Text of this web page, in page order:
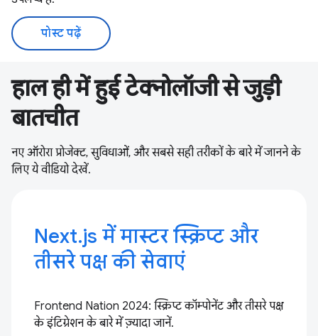
पोस्ट पढ़ें
हाल ही में हुई टेक्नोलॉजी से जुड़ी
बातचीत
नए ऑरोरा प्रोजेक्ट, सुविधाओं, और सबसे सही तरीकों के बारे में जानने के
लिए ये वीडियो देखें.
Next.js में मास्टर स्क्रिप्ट और
तीसरे पक्ष की सेवाएं
Frontend Nation 2024: स्क्रिप्ट कॉम्पोनेंट और तीसरे पक्ष
के इंटिग्रेशन के बारे में ज़्यादा जानें.